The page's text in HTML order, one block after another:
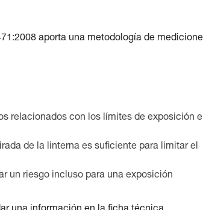
aporta una metodología de
relacionados con los límites de exposición
de la linterna es suficiente para limitar el
un riesgo incluso para una exposición